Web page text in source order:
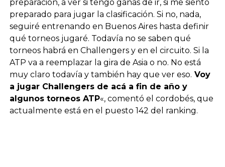
preparación, a ver si tengo ganas de ir, si me siento
preparado para jugar la clasificación. Si no, nada,
seguiré entrenando en Buenos Aires hasta definir
qué torneos jugaré. Todavía no se saben qué
torneos habrá en Challengers y en el circuito. Si la
ATP va a reemplazar la gira de Asia o no. No está
muy claro todavía y también hay que ver eso. Voy
a jugar Challengers de acá a fin de año y
algunos torneos ATP«, comentó el cordobés, que
actualmente está en el puesto 142 del ranking.